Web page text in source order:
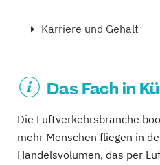
Karriere und Gehalt
Das Fach in
Die Luftverkehrsbranche
mehr Menschen fliegen in
Handelsvolumen, das per